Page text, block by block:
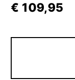
€ 109,95